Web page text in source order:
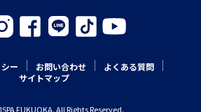
ー お問い合わせ
よくある質問
サイトマップ
FUKUOKA. All Rights Reserved.